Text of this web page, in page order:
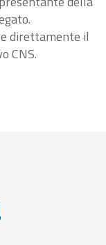
direttamente il
CNS.